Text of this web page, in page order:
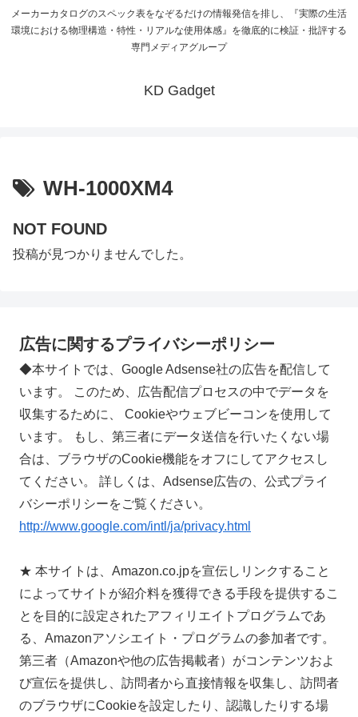
メーカーカタログのスペック表をなぞるだけの情報発信を排し、『実際の生活
環境における物理構造・特性・リアルな使用体感』を徹底的に検証・批評する
専門メディアグループ
KD Gadget
WH-1000XM4
NOT FOUND
投稿が見つかりませんでした。
広告に関するプライバシーポリシー
◆本サイトでは、Google Adsense社の広告を配信して
います。 このため、広告配信プロセスの中でデータを
収集するために、 Cookieやウェブビーコンを使用して
います。 もし、第三者にデータ送信を行いたくない場
合は、ブラウザのCookie機能をオフにしてアクセスし
てください。 詳しくは、Adsense広告の、公式プライ
バシーポリシーをご覧ください。
http://www.google.com/intl/ja/privacy.html
★ 本サイトは、Amazon.co.jpを宣伝しリンクすること
によってサイトが紹介料を獲得できる手段を提供するこ
とを目的に設定されたアフィリエイトプログラムであ
る、Amazonアソシエイト・プログラムの参加者です。
第三者（Amazonや他の広告掲載者）がコンテンツおよ
び宣伝を提供し、訪問者から直接情報を収集し、訪問者
のブラウザにCookieを設定したり、認識したりする場